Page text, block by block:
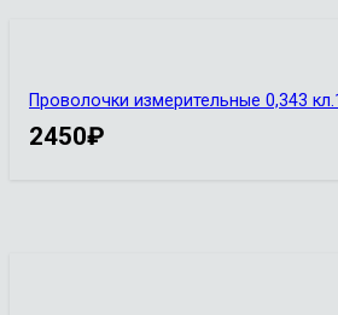
Проволочки измерительные 0,343
2450₽